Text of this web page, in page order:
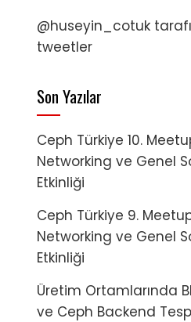
@huseyin_cotuk
tweetler
Son Yazılar
Ceph Türkiye 10.
Networking ve Genel
Etkinliği
Ceph Türkiye 9.
Networking ve Genel
Etkinliği
Üretim Ortamlarında
ve Ceph Backend